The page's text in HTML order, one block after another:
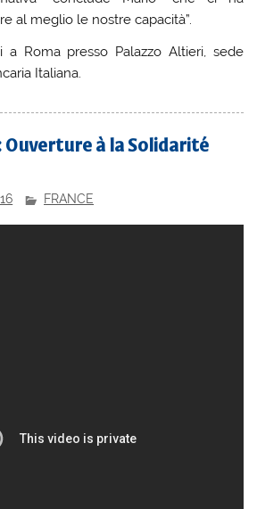
al meglio le nostre capacità”.
a Roma presso Palazzo Altieri, sede
Italiana.
: Ouverture à la Solidarité
FRANCE